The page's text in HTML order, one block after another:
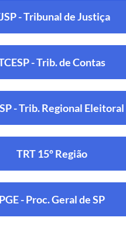
- Tribunal de Justiça
- Trib. de Contas
- Trib. Regional Eleitoral
TRT 15º Região
PGE - Proc. Geral de SP